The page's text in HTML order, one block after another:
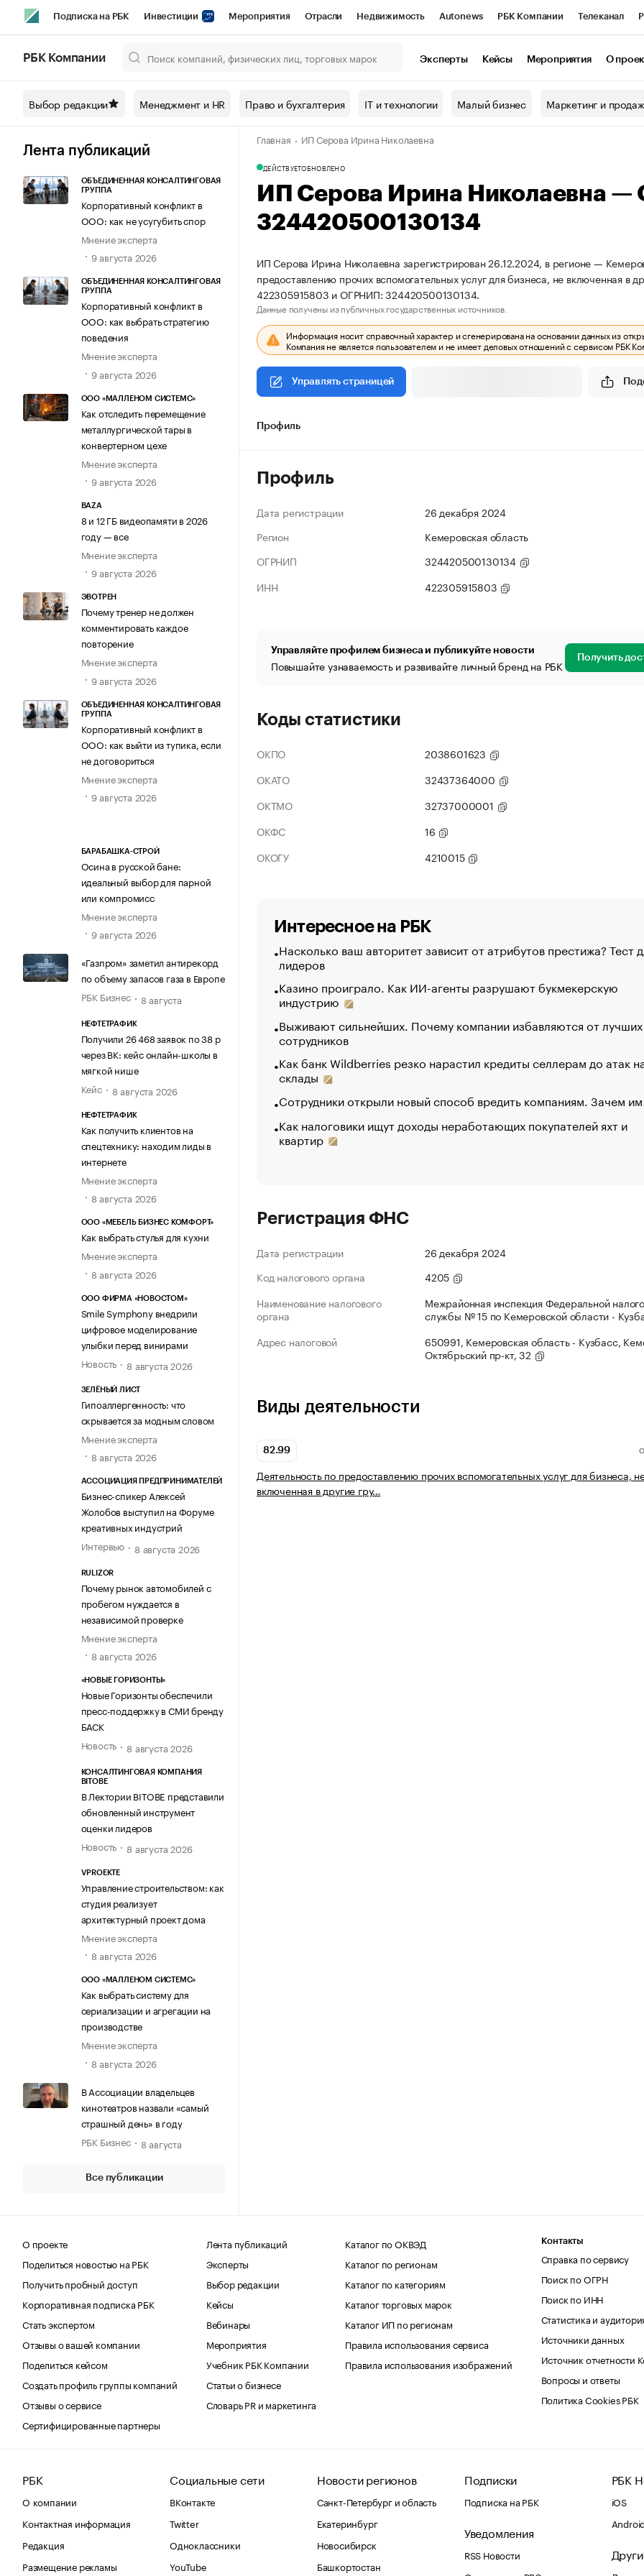
Подписка на РБК Инвестиции Мероприятия Отрасли Недвижимость Autonews РБК Компании Телеканал
Спецпроекты СПб Конференции СПб Спецпроекты Проверка контрагентов
Технологии и медиа Рынок наличной валюты
РБК Компании Эксперты Кейсы Мероприятия О
Выбор редакции Менеджмент и HR Право и бухгалтерия IT и технологии Малый бизнес Маркетинг и
Лента публикаций
ОБЪЕДИНЕННАЯ КОНСАЛТИНГОВАЯ
ГРУППА
Корпоративный конфликт в
ООО: как не усугубить спор
Мнение эксперта
9 августа 2026
ОБЪЕДИНЕННАЯ КОНСАЛТИНГОВАЯ
ГРУППА
Корпоративный конфликт в
ООО: как выбрать стратегию
поведения
Мнение эксперта
9 августа 2026
ООО «МАЛЛЕНОМ СИСТЕМС»
Как отследить перемещение
металлургической тары в
конвертерном цехе
Мнение эксперта
9 августа 2026
BAZA
8 и 12 ГБ видеопамяти в 2026
году — все
Мнение эксперта
9 августа 2026
ЭВОТРЕН
Почему тренер не должен
комментировать каждое
повторение
Мнение эксперта
9 августа 2026
ОБЪЕДИНЕННАЯ КОНСАЛТИНГОВАЯ
ГРУППА
Корпоративный конфликт в
ООО: как выйти из тупика, если
не договориться
Мнение эксперта
9 августа 2026
БАРАБАШКА-СТРОЙ
Осина в русской бане:
идеальный выбор для парной
или компромисс
Мнение эксперта
9 августа 2026
«Газпром» заметил антирекорд
по объему запасов газа в Европе
РБК Бизнес
8 августа
НЕФТЕТРАФИК
Получили 26 468 заявок по 38 р
через ВК: кейс онлайн-школы в
мягкой нише
Кейс
8 августа 2026
НЕФТЕТРАФИК
Как получить клиентов на
спецтехнику: находим лиды в
интернете
Мнение эксперта
8 августа 2026
ООО «МЕБЕЛЬ БИЗНЕС КОМФОРТ»
Как выбрать стулья для кухни
Мнение эксперта
8 августа 2026
ООО ФИРМА «НОВОСТОМ»
Smile Symphony внедрили
цифровое моделирование
улыбки перед винирами
Новость
8 августа 2026
ЗЕЛЁНЫЙ ЛИСТ
Гипоаллергенность: что
скрывается за модным словом
Мнение эксперта
8 августа 2026
АССОЦИАЦИЯ ПРЕДПРИНИМАТЕЛЕЙ
Бизнес-спикер Алексей
Жолобов выступил на Форуме
креативных индустрий
Интервью
8 августа 2026
RULIZOR
Почему рынок автомобилей с
пробегом нуждается в
независимой проверке
Мнение эксперта
8 августа 2026
«НОВЫЕ ГОРИЗОНТЫ»
Новые Горизонты обеспечили
пресс-поддержку в СМИ бренду
БАСК
Новость
8 августа 2026
КОНСАЛТИНГОВАЯ КОМПАНИЯ
BITOBE
В Лектории BITOBE представили
обновленный инструмент
оценки лидеров
Новость
8 августа 2026
VPROEKTE
Управление строительством: как
студия реализует
архитектурный проект дома
Мнение эксперта
8 августа 2026
ООО «МАЛЛЕНОМ СИСТЕМС»
Как выбрать систему для
сериализации и агрегации на
производстве
Мнение эксперта
8 августа 2026
В Ассоциации владельцев
кинотеатров назвали «самый
страшный день» в году
РБК Бизнес
8 августа
Все публикации
Главная ИП Серова Ирина Николаевна
ДЕЙСТВУЕТОБНОВЛЕНО
ИП Серова Ирина Николаевна
324420500130134
ИП Серова Ирина Николаевна зарегистрирован 26.12.2024, в регионе —
предоставлению прочих вспомогательных услуг для бизнеса, не включенная в
422305915803 и ОГРНИП: 324420500130134.
Данные получены из публичных государственных источников.
Информация носит справочный характер и сгенерирована на основании данных из
Компания не является пользователем и не имеет деловых отношений с сервисом РБК
Управлять страницей
Профиль
Профиль
Дата регистрации
26 декабря 2024
Регион
Кемеровская область
ОГРНИП
324420500130134
ИНН
422305915803
Управляйте профилем бизнеса и публикуйте новости
Повышайте узнаваемость и развивайте личный бренд на РБК Получить
Коды статистики
ОКПО
2038601623
ОКАТО
32437364000
ОКТМО
32737000001
ОКФС
16
ОКОГУ
4210015
Интересное на РБК
Насколько ваш авторитет зависит от атрибутов престижа? Тест
лидеров
Казино проиграло. Как ИИ-агенты разрушают букмекерскую
индустрию
Выживают сильнейших. Почему компании избавляются от лучших
сотрудников
Как банк Wildberries резко нарастил кредиты селлерам до атак
склады
Сотрудники открыли новый способ вредить компаниям. Зачем
Как налоговики ищут доходы неработающих покупателей яхт и
квартир
Регистрация ФНС
Дата регистрации
26 декабря 2024
Код налогового органа
4205
Наименование налогового
органа
Межрайонная инспекция Федеральной
службы № 15 по Кемеровской области -
Адрес налоговой
650991, Кемеровская область - Кузбасс,
Октябрьский пр-кт, 32
Виды деятельности
82.99
Деятельность по предоставлению прочих вспомогательных услуг для бизнеса,
включенная в другие гру…
О проекте
Поделиться новостью на РБК
Получить пробный доступ
Корпоративная подписка РБК
Стать экспертом
Отзывы о вашей компании
Поделиться кейсом
Создать профиль группы компаний
Отзывы о сервисе
Сертифицированные партнеры
Лента публикаций
Эксперты
Выбор редакции
Кейсы
Вебинары
Мероприятия
Учебник РБК Компании
Статьи о бизнесе
Словарь PR и маркетинга
Каталог по ОКВЭД
Каталог по регионам
Каталог по категориям
Каталог торговых марок
Каталог ИП по регионам
Правила использования сервиса
Правила использования изображений
Контакты
Справка по сервису
Поиск по ОГРН
Поиск по ИНН
Статистика и
Источники данных
Источник отчетности
Вопросы и ответы
Политика Cookies РБК
РБК
О компании
Контактная информация
Редакция
Размещение рекламы
Социальные сети
ВКонтакте
Twitter
Одноклассники
YouTube
Новости регионов
Санкт-Петербург и область
Екатеринбург
Новосибирск
Башкортостан
Подписки
Подписка на РБК
Уведомления
RSS Новости
РБК
iOS